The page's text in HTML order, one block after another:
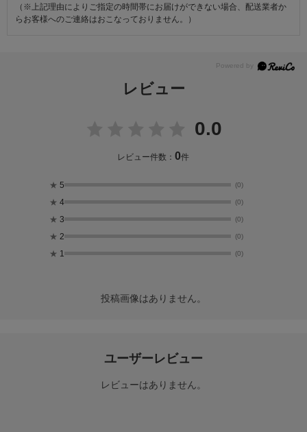
（※上記理由によりご指定の時間帯にお届けができない場合、配送業者か
らお客様へのご連絡はおこなっておりません。）
レビュー
0.0
レビュー件数：0件
★ 5 (0)
★ 4 (0)
★ 3 (0)
★ 2 (0)
★ 1 (0)
投稿画像はありません。
ユーザーレビュー
レビューはありません。